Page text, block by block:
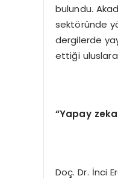
bulundu.
sektöründe
dergilerde
ettiği
“Yapay
Doç. Dr. İnci